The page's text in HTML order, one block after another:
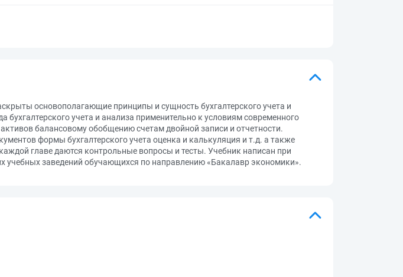
основополагающие принципы и сущность бухгалтерского учета и
учета и анализа применительно к условиям современного
балансовому обобщению счетам двойной записи и отчетности.
формы бухгалтерского учета оценка и калькуляция и т.д. а также
главе даются контрольные вопросы и тесты. Учебник написан при
заведений обучающихся по направлению «Бакалавр экономики».